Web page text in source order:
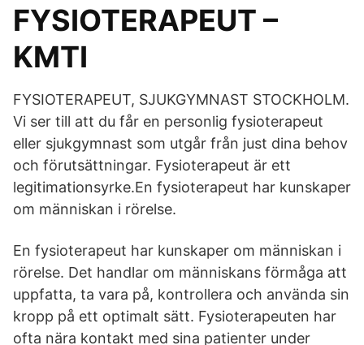
FYSIOTERAPEUT –
KMTI
FYSIOTERAPEUT, SJUKGYMNAST STOCKHOLM.
Vi ser till att du får en personlig fysioterapeut
eller sjukgymnast som utgår från just dina behov
och förutsättningar. Fysioterapeut är ett
legitimationsyrke.En fysioterapeut har kunskaper
om människan i rörelse.
En fysioterapeut har kunskaper om människan i
rörelse. Det handlar om människans förmåga att
uppfatta, ta vara på, kontrollera och använda sin
kropp på ett optimalt sätt. Fysioterapeuten har
ofta nära kontakt med sina patienter under